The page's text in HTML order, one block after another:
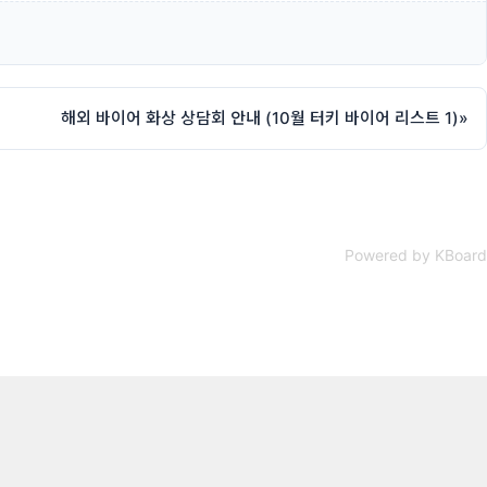
해외 바이어 화상 상담회 안내 (10월 터키 바이어 리스트 1)»
Powered by KBoard